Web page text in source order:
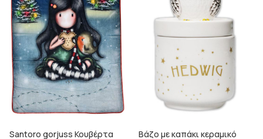
Santoro gorjuss Κουβέρτα
Βάζο με καπάκι κεραμικό